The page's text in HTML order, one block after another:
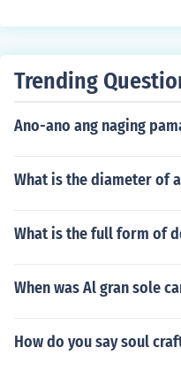
asa, naipapahayag ang
ong sa pag-unlad ng
a kabuuan, ang
Trending
Ano-ano ang naging
What is the diameter of
What is the full form of
When was Al gran sole
How do you say soul